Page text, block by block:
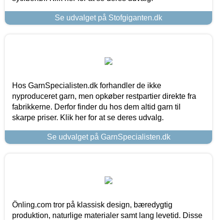
Se udvalget på Stofgiganten.dk
Hos GarnSpecialisten.dk forhandler de ikke
nyproduceret garn, men opkøber restpartier direkte fra
fabrikkerne. Derfor finder du hos dem altid garn til
skarpe priser. Klik her for at se deres udvalg.
Se udvalget på GarnSpecialisten.dk
Önling.com tror på klassisk design, bæredygtig
produktion, naturlige materialer samt lang levetid. Disse